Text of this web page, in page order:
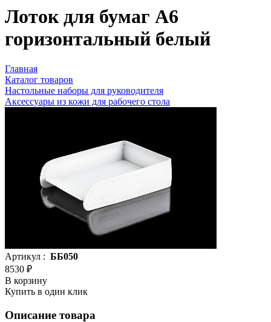
Лоток для бумаг А6
горизонтальный белый
Главная
Каталог товаров
Настольные наборы для руководителя
Аксессуары из кожи для рабочего стола
Артикул : ББ050
8530 ₽
В корзину
Купить в один клик
Описание товара